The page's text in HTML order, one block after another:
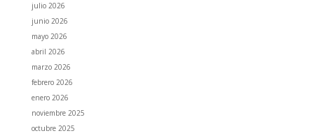
julio 2026
junio 2026
mayo 2026
abril 2026
marzo 2026
febrero 2026
enero 2026
noviembre 2025
octubre 2025